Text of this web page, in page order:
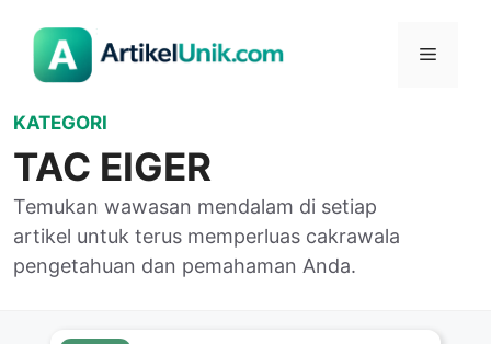
Menu
KATEGORI
TAC EIGER
Temukan wawasan mendalam di setiap
artikel untuk terus memperluas cakrawala
pengetahuan dan pemahaman Anda.